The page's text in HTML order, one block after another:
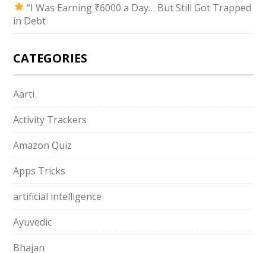
“I Was Earning ₹6000 a Day… But Still Got Trapped
in Debt
CATEGORIES
Aarti
Activity Trackers
Amazon Quiz
Apps Tricks
artificial intelligence
Ayuvedic
Bhajan